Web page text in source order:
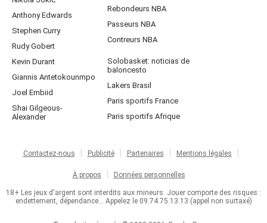
Anthony Edwards
Stephen Curry
Rudy Gobert
Kevin Durant
Giannis Antetokounmpo
Joel Embiid
Shai Gilgeous-
Alexander
Rebondeurs NBA
Passeurs NBA
Contreurs NBA
Solobasket: noticias de
baloncesto
Lakers Brasil
Paris sportifs France
Paris sportifs Afrique
Contactez-nous Publicité Partenaires Mentions légales
À propos Données personnelles
18+ Les jeux d'argent sont interdits aux mineurs. Jouer comporte des risques :
endettement, dépendance... Appelez le 09.74.75.13.13 (appel non surtaxé)